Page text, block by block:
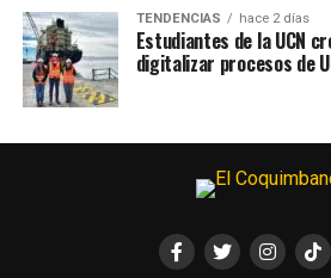
TENDENCIAS hace 2 días
Estudiantes de la UCN
digitalizar procesos de